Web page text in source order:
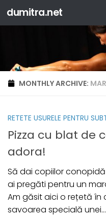
Skip to content
dumitra.net
MONTHLY ARCHIVE:
RETETE USURELE PENTRU
Pizza cu blat de
adora!
Să dai copiilor
ai pregăti pentru un
Am găsit aici o rețetă
savoarea specială unei...